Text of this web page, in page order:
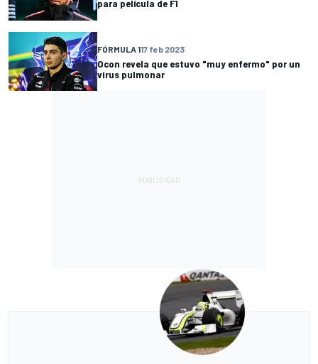
para película de F1
FÓRMULA 117 feb 2023
Ocon revela que estuvo "muy enfermo" por un
virus pulmonar